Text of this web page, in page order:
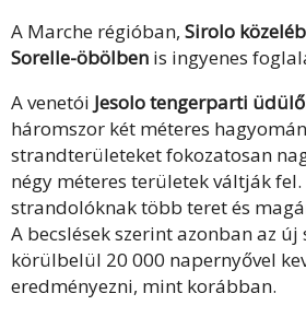
A Marche régióban, Sirolo
Sorelle-öbölben is ingyenes
A venetói Jesolo tengerparti
háromszor két méteres
strandterületeket fokozatosan
négy méteres területek váltják fel.
strandolóknak több teret és
A becslések szerint azonban az új
körülbelül 20 000 napernyővel
eredményezni, mint korábban.